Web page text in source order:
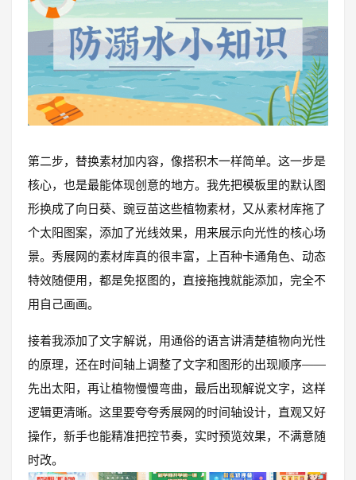
第二步，替换素材加内容，像搭积木一样简单。这一步是
核心，也是最能体现创意的地方。我先把模板里的默认图
形换成了向日葵、豌豆苗这些植物素材，又从素材库拖了
个太阳图案，添加了光线效果，用来展示向光性的核心场
景。秀展网的素材库真的很丰富，上百种卡通角色、动态
特效随便用，都是免抠图的，直接拖拽就能添加，完全不
用自己画画。
接着我添加了文字解说，用通俗的语言讲清楚植物向光性
的原理，还在时间轴上调整了文字和图形的出现顺序——
先出太阳，再让植物慢慢弯曲，最后出现解说文字，这样
逻辑更清晰。这里要夸夸秀展网的时间轴设计，直观又好
操作，新手也能精准把控节奏，实时预览效果，不满意随
时改。